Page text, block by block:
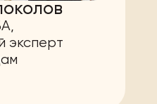
эксперт